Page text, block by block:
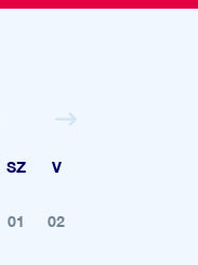
SZ V
01 02